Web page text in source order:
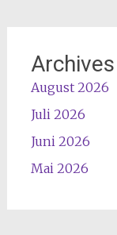
Archives
August 2026
Juli 2026
Juni 2026
Mai 2026